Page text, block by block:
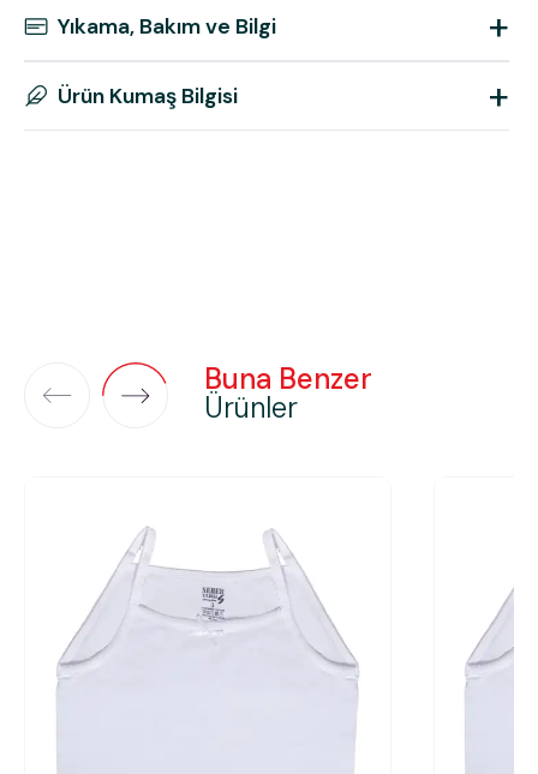
Yıkama, Bakım ve Bilgi +
Ürün Kumaş Bilgisi +
Buna Benzer
Ürünler